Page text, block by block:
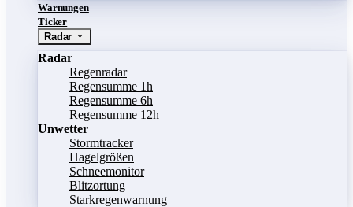
Warnungen
Ticker
Radar
Radar
Regenradar
Regensumme 1h
Regensumme 6h
Regensumme 12h
Unwetter
Stormtracker
Hagelgrößen
Schneemonitor
Blitzortung
Starkregenwarnung